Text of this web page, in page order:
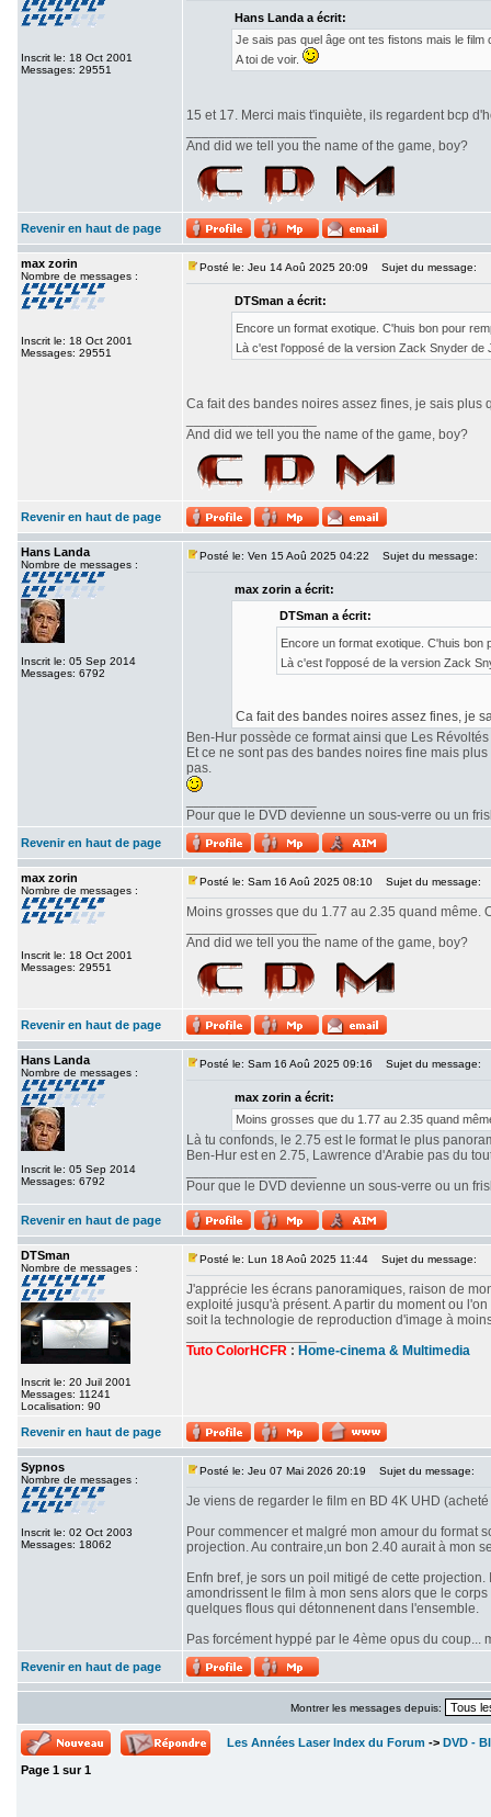
Inscrit le: 18 Oct 2001
Messages: 29551
Hans Landa a écrit:
Je sais pas quel âge ont tes fistons mais le
A toi de voir.
15 et 17. Merci mais t'inquiète, ils regardent bcp
And did we tell you the name of the game, boy?
Revenir en haut de page
max zorin
Nombre de messages :
Inscrit le: 18 Oct 2001
Messages: 29551
Posté le: Jeu 14 Aoû 2025 20:09 Sujet du message:
DTSman a écrit:
Encore un format exotique. C'huis bon pour
Là c'est l'opposé de la version Zack Snyder de
Ca fait des bandes noires assez fines, je sais
And did we tell you the name of the game, boy?
Revenir en haut de page
Hans Landa
Nombre de messages :
Inscrit le: 05 Sep 2014
Messages: 6792
Posté le: Ven 15 Aoû 2025 04:22 Sujet du message:
max zorin a écrit:
DTSman a écrit:
Encore un format exotique. C'huis
Là c'est l'opposé de la version Zack
Ca fait des bandes noires assez fines, je
Ben-Hur possède ce format ainsi que Les
Et ce ne sont pas des bandes noires fine mais
pas.
Pour que le DVD devienne un sous-verre ou un
Revenir en haut de page
max zorin
Nombre de messages :
Inscrit le: 18 Oct 2001
Messages: 29551
Posté le: Sam 16 Aoû 2025 08:10 Sujet du message:
Moins grosses que du 1.77 au 2.35 quand même.
And did we tell you the name of the game, boy?
Revenir en haut de page
Hans Landa
Nombre de messages :
Inscrit le: 05 Sep 2014
Messages: 6792
Posté le: Sam 16 Aoû 2025 09:16 Sujet du message:
max zorin a écrit:
Moins grosses que du 1.77 au 2.35 quand
Là tu confonds, le 2.75 est le format le plus
Ben-Hur est en 2.75, Lawrence d'Arabie pas du
Pour que le DVD devienne un sous-verre ou un
Revenir en haut de page
DTSman
Nombre de messages :
Inscrit le: 20 Juil 2001
Messages: 11241
Localisation: 90
Posté le: Lun 18 Aoû 2025 11:44 Sujet du message:
J'apprécie les écrans panoramiques, raison de
exploité jusqu'à présent. A partir du moment ou
soit la technologie de reproduction d'image à
Tuto ColorHCFR : Home-cinema & Multimedia
Revenir en haut de page
Sypnos
Nombre de messages :
Inscrit le: 02 Oct 2003
Messages: 18062
Posté le: Jeu 07 Mai 2026 20:19 Sujet du message:
Je viens de regarder le film en BD 4K UHD
Pour commencer et malgré mon amour du format
projection. Au contraire,un bon 2.40 aurait à mon
Enfn bref, je sors un poil mitigé de cette
amondrissent le film à mon sens alors que le
quelques flous qui détonnenent dans l'ensemble.
Pas forcément hyppé par le 4ème opus du
Revenir en haut de page
Montrer les messages depuis:
Les Années Laser Index du Forum -> DVD -
Page 1 sur1